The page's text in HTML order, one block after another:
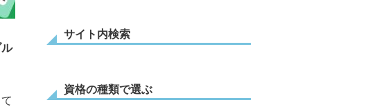
サイト内検索
資格の種類で選ぶ